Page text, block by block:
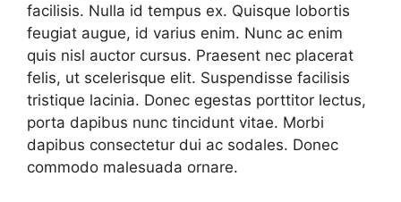
facilisis. Nulla id tempus ex. Quisque lobortis
feugiat augue, id varius enim. Nunc ac enim
quis nisl auctor cursus. Praesent nec placerat
felis, ut scelerisque elit. Suspendisse facilisis
tristique lacinia. Donec egestas porttitor lectus,
porta dapibus nunc tincidunt vitae. Morbi
dapibus consectetur dui ac sodales. Donec
commodo malesuada ornare.